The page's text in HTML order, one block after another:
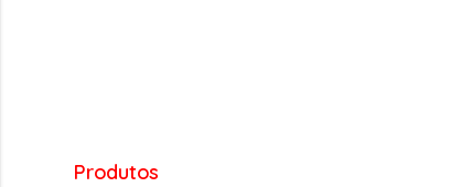
Produtos